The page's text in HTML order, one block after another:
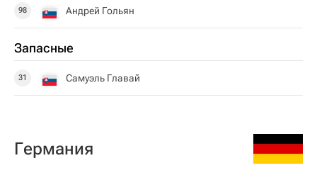
98 Андрей Гольян
Запасные
31 Самуэль Главай
Германия